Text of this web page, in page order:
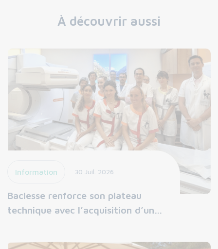
À découvrir aussi
Information 30 Juil. 2026
Baclesse renforce son plateau
technique avec l’acquisition d’un…